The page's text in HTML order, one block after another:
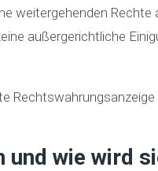
weitergehenden
außergerichtliche
und wie wird